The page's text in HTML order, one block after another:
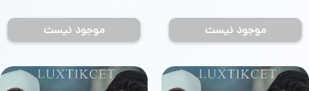
موجود نیست موجود نیست